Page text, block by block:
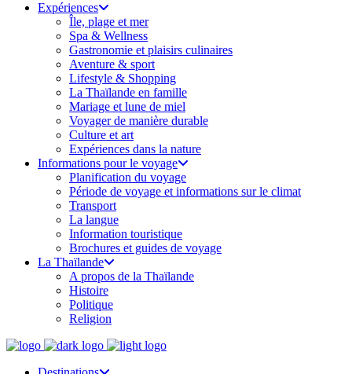
Expériences
Île, plage et mer
Spa & Wellness
Gastronomie et plaisirs culinaires
Aventure & sport
Lifestyle & Shopping
La Thaïlande en famille
Mariage et lune de miel
Voyager de manière durable
Culture et art
Expériences dans la nature
Informations pour le voyage
Planification du voyage
Période de voyage et informations sur le climat
Transport
La langue
Information touristique
Brochures et guides de voyage
La Thaïlande
A propos de la Thaïlande
Histoire
Politique
Religion